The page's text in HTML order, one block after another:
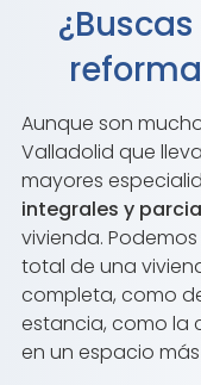
Aunque son
Valladolid que
mayores
integrales y
vivienda.
total de una
completa, como
estancia, como la
en un espacio